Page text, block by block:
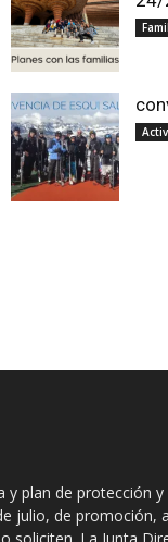
y plan de protección
julio, de promoción,